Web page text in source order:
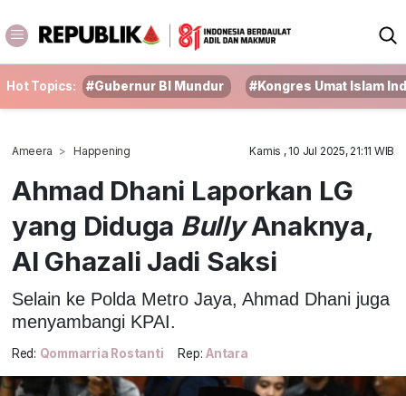
Hot Topics: #Gubernur BI Mundur #Kongres Umat Islam
Ameera Happening Kamis , 10 Jul 2025, 21:11 WIB
Ahmad Dhani Laporkan LG
yang Diduga BullyAnaknya,
Al Ghazali Jadi Saksi
Selain ke Polda Metro Jaya, Ahmad Dhani juga
menyambangi KPAI.
Red: Qommarria Rostanti Rep: Antara